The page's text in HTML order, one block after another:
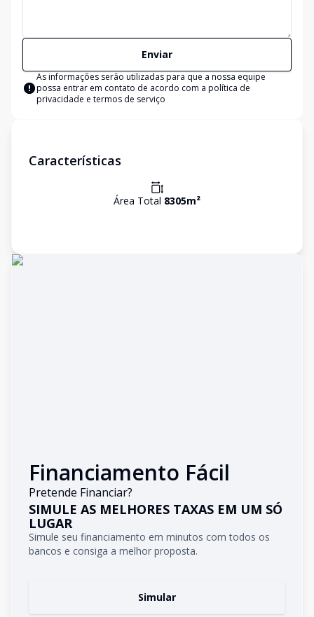
Enviar
As informações serão utilizadas para que a nossa equipe
possa entrar em contato de acordo com a política de
privacidade e termos de serviço
Características
Área Total 8305m²
Financiamento Fácil
Pretende Financiar?
SIMULE AS MELHORES TAXAS EM UM SÓ
LUGAR
Simule seu financiamento em minutos com todos os
bancos e consiga a melhor proposta.
Simular